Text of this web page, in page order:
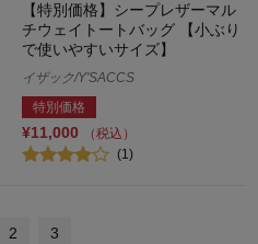
【特別価格】シープレザーマル
チウェイトートバッグ 【小ぶり
で使いやすいサイズ】
イザック/Y'SACCS
特別価格
¥11,000
（税込）
(1)
2 3